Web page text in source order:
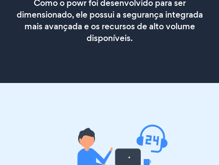
Como o powr foi desenvolvido para ser
dimensionado, ele possui a segurança integrada
mais avançada e os recursos de alto volume
disponíveis.